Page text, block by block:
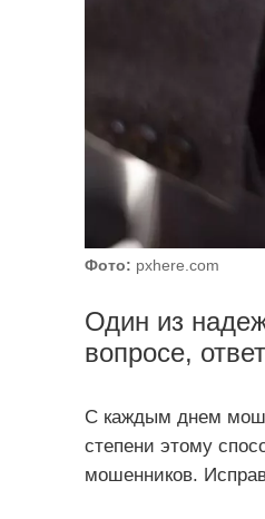
Фото: pxhere.com
Один из
вопросе,
С каждым днем
степени этому
мошенников.